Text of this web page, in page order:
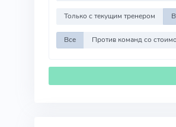
Только с текущим тренером
Все